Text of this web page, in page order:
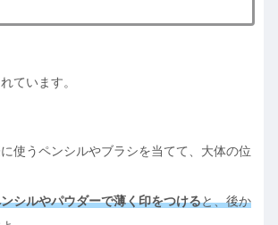
ています。
使うペンシルやブラシを当てて、大体の位
シルやパウダーで薄く印をつけると、後か